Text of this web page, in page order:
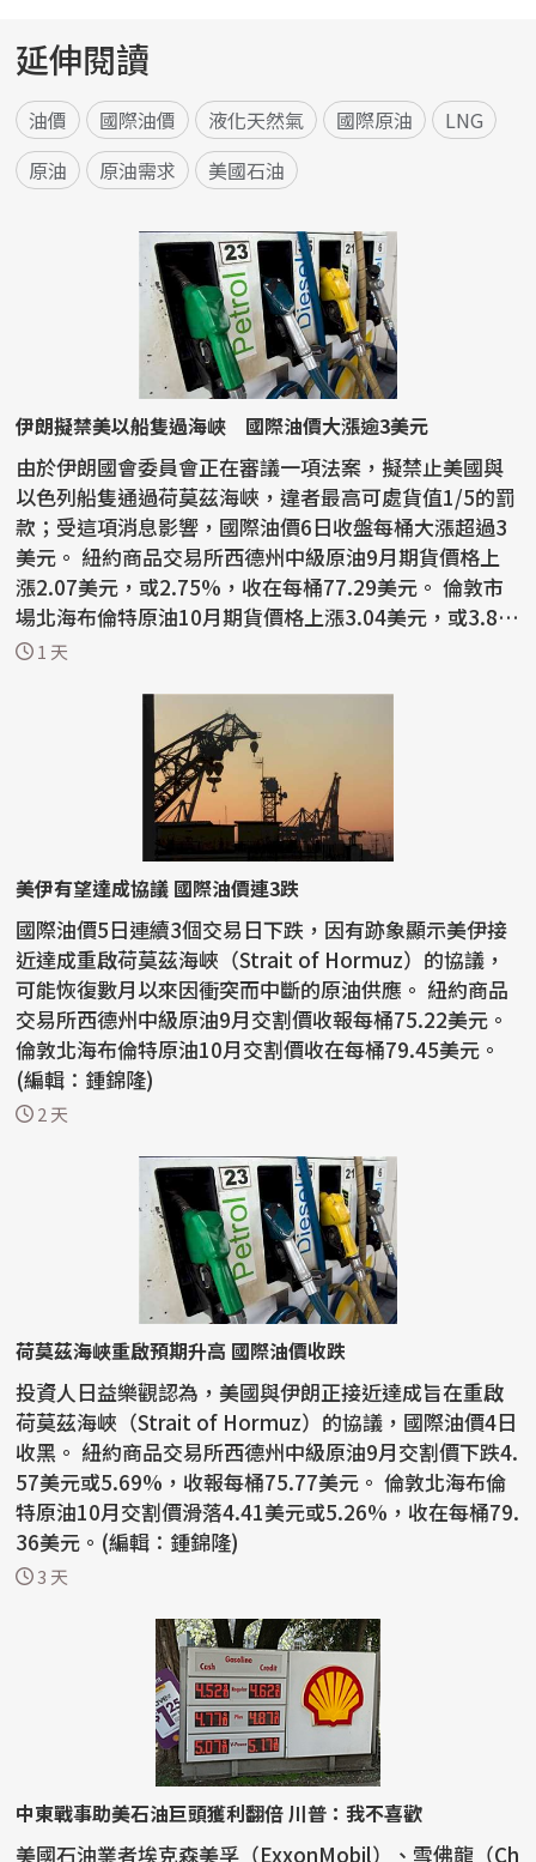
延伸閱讀
油價 國際油價 液化天然氣 國際原油
LNG
原油
原油需求 美國石油
伊朗擬禁美以船隻過海峽 國際油價大漲逾3美元
由於伊朗國會委員會正在審議一項法案，擬禁止美國與
以色列船隻通過荷莫茲海峽，違者最高可處貨值1/5的罰
款；受這項消息影響，國際油價6日收盤每桶大漲超過3
美元。 紐約商品交易所西德州中級原油9月期貨價格上
漲2.07美元，或2.75%，收在每桶77.29美元。 倫敦市
場北海布倫特原油10月期貨價格上漲3.04美元，或3.8
3%，...
1 天
美伊有望達成協議 國際油價連3跌
國際油價5日連續3個交易日下跌，因有跡象顯示美伊接
近達成重啟荷莫茲海峽（Strait of Hormuz）的協議，
可能恢復數月以來因衝突而中斷的原油供應。 紐約商品
交易所西德州中級原油9月交割價收報每桶75.22美元。
倫敦北海布倫特原油10月交割價收在每桶79.45美元。
(編輯：鍾錦隆)
2 天
荷莫茲海峽重啟預期升高 國際油價收跌
投資人日益樂觀認為，美國與伊朗正接近達成旨在重啟
荷莫茲海峽（Strait of Hormuz）的協議，國際油價4日
收黑。 紐約商品交易所西德州中級原油9月交割價下跌4.
57美元或5.69%，收報每桶75.77美元。 倫敦北海布倫
特原油10月交割價滑落4.41美元或5.26%，收在每桶79.
36美元。(編輯：鍾錦隆)
3 天
中東戰事助美石油巨頭獲利翻倍 川普：我不喜歡
美國石油業者埃克森美孚（ExxonMobil）、雪佛龍（Ch